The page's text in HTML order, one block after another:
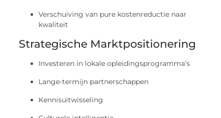
Verschuiving van pure kostenreductie naar
kwaliteit
Strategische Marktpositionering
Investeren in lokale opleidingsprogramma’s
Lange-termijn partnerschappen
Kennisuitwisseling
Culturele intelligentie